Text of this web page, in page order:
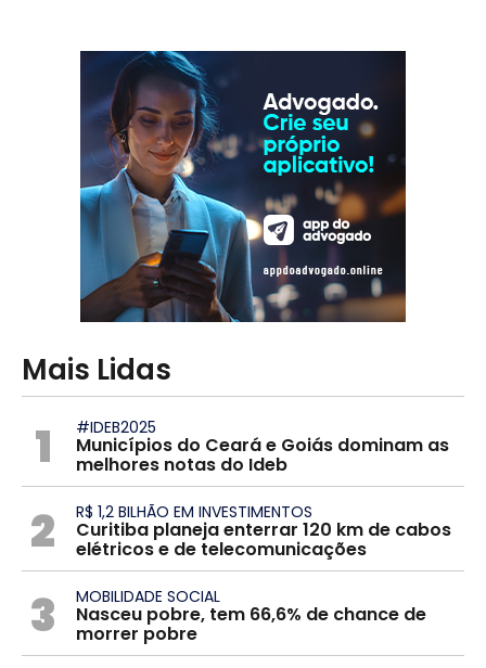
Mais Lidas
1 #IDEB2025
Municípios do Ceará e Goiás dominam as
melhores notas do Ideb
2 R$ 1,2 BILHÃO EM INVESTIMENTOS
Curitiba planeja enterrar 120 km de cabos
elétricos e de telecomunicações
3 MOBILIDADE SOCIAL
Nasceu pobre, tem 66,6% de chance de
morrer pobre